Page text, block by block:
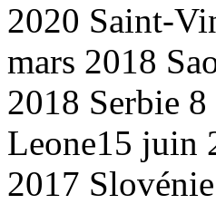
2020 Saint-
mars 2018
2018 Serbie 8
Leone15 juin
2017 Slovénie